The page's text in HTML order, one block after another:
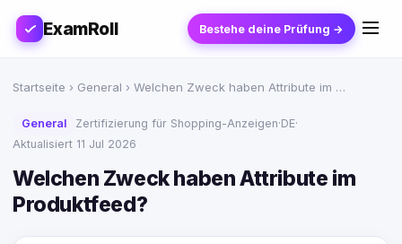
ExamRoll Bestehe deine Prüfung →
Startseite › General › Welchen Zweck haben Attribute im …
General Zertifizierung für Shopping-Anzeigen·DE·
Aktualisiert 11 Jul 2026
Welchen Zweck haben Attribute im
Produktfeed?